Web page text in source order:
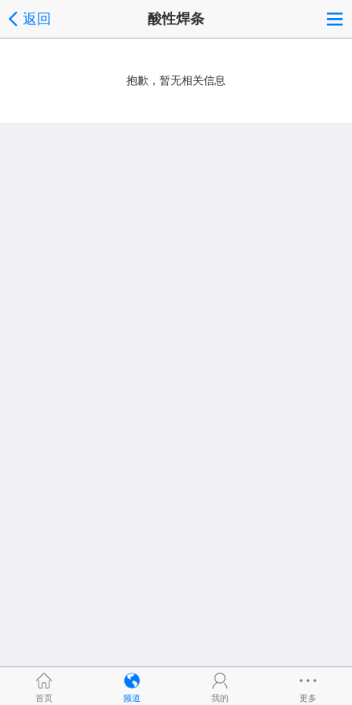
返回 酸性焊条
抱歉，暂无相关信息
首页 频道 我的 更多